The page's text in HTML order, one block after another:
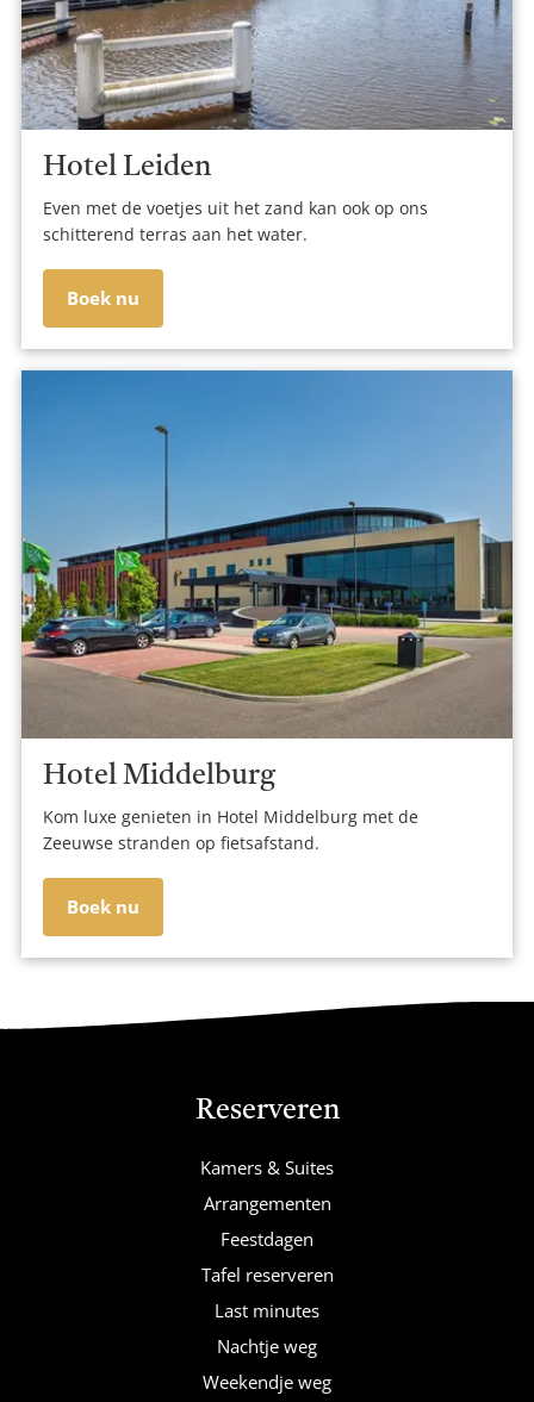
Hotel Leiden
Even met de voetjes uit het zand kan ook op ons
schitterend terras aan het water.
Boek nu
Hotel Middelburg
Kom luxe genieten in Hotel Middelburg met de
Zeeuwse stranden op fietsafstand.
Boek nu
Reserveren
Kamers & Suites
Arrangementen
Feestdagen
Tafel reserveren
Last minutes
Nachtje weg
Weekendje weg